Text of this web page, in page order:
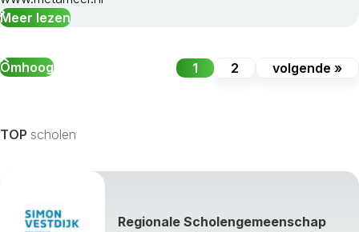
Meer lezen
Omhoog 1 2 volgende »
TOP scholen
Regionale Scholengemeenschap